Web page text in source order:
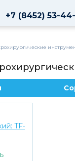
+7 (8452) 53-44-